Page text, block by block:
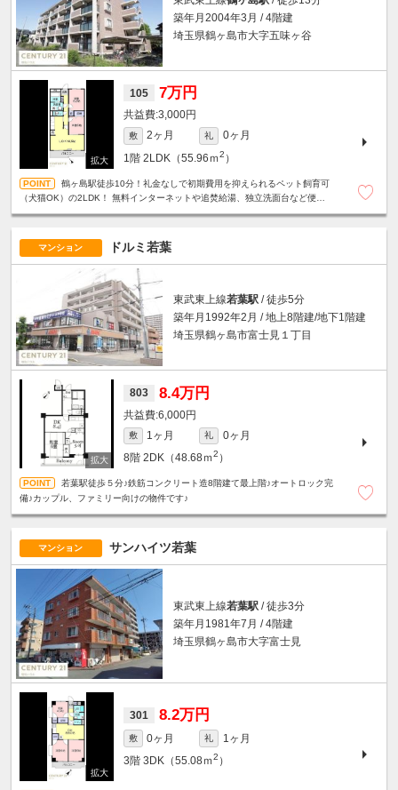
築年月2004年3月 / 4階建
埼玉県鶴ヶ島市大字五味ヶ谷
105 7万円
3,000円
敷 2ヶ月 礼
0ヶ月
1階 2LDK（55.96ｍ2 ）
鶴ヶ島駅徒歩10分！礼金なしで初期費用を抑えられるペット飼育可
（犬猫OK）の2LDK！ 無料インターネットや追焚給湯、独立洗面台など便利
マンション ドルミ若葉
東武東上線若葉駅 / 徒歩5分
築年月1992年2月 / 地上8階建/地下1階建
埼玉県鶴ヶ島市富士見１丁目
803 8.4万円
6,000円
敷 1ヶ月 礼
0ヶ月
8階 2DK（48.68ｍ2 ）
若葉駅徒歩５分♪鉄筋コンクリート造8階建て最上階♪オートロック完
備♪カップル、ファミリー向けの物件です♪
マンション サンハイツ若葉
東武東上線若葉駅 / 徒歩3分
築年月1981年7月 / 4階建
埼玉県鶴ヶ島市大字富士見
301 8.2万円
敷 0ヶ月 礼
1ヶ月
3階 3DK（55.08ｍ2 ）